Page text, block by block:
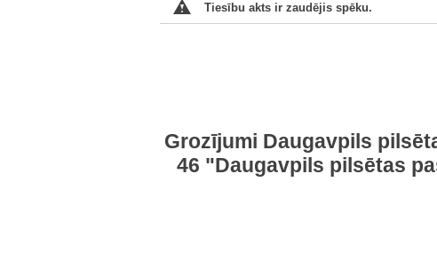
Tiesību akts ir zaudējis spēku.
Grozījumi Daugavpils
46 "Daugavpils pilsētas